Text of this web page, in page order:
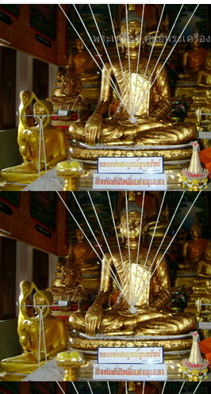
พระเครื่อง ,ศูนย์พระเครื่อง